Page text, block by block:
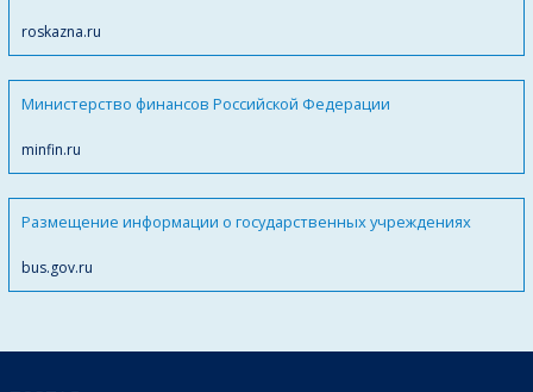
roskazna.ru
Министерство финансов Российской Федерации
minfin.ru
Размещение информации о государственных учреждениях
bus.gov.ru